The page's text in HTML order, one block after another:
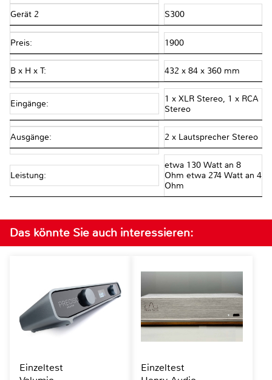
Gerät 2 S300
Preis: 1900
B x H x T: 432 x 84 x 360 mm
Eingänge:
1 x XLR Stereo, 1 x RCA
Stereo
Ausgänge: 2 x Lautsprecher Stereo
Leistung:
etwa 130 Watt an 8
Ohm etwa 274 Watt an 4
Ohm
Das könnte Sie auch interessieren:
Einzeltest
Einzeltest